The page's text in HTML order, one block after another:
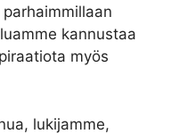
kannustaa
myös
lukijamme,